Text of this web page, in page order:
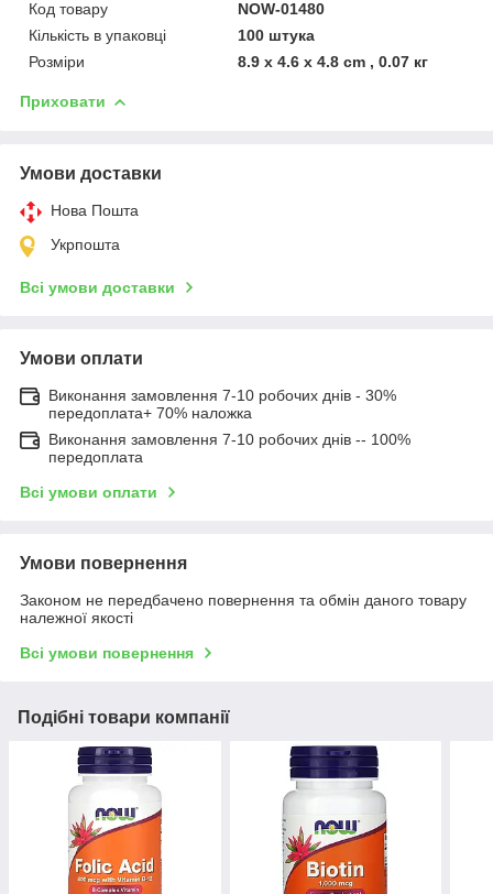
Код товару
NOW-01480
Кількість в упаковці
100 штука
Розміри
8.9 x 4.6 x 4.8 cm , 0.07 кг
Приховати
Умови доставки
Нова Пошта
Укрпошта
Всі умови доставки
Умови оплати
Виконання замовлення 7-10 робочих днів - 30%
передоплата+ 70% наложка
Виконання замовлення 7-10 робочих днів -- 100%
передоплата
Всі умови оплати
Умови повернення
Законом не передбачено повернення та обмін даного товару
належної якості
Всі умови повернення
Подібні товари компанії